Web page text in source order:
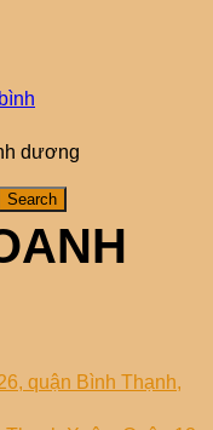
dương
quận Bình Thạnh,